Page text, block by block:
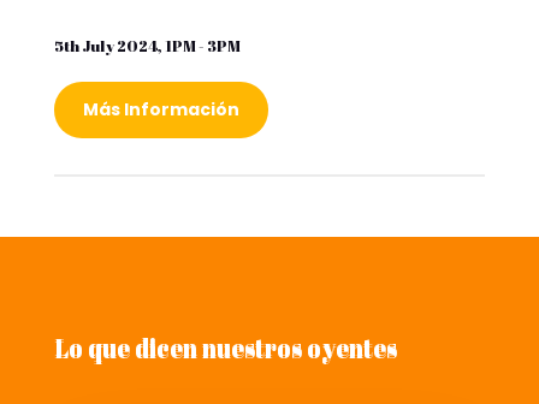
5th July 2024, 1PM - 3PM
Más Información
Lo que dicen nuestros oyentes